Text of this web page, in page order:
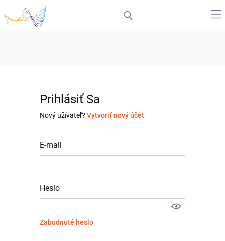
Prihlásiť Sa
Nový užívateľ? Vytvoriť nový účet
E-mail
Heslo
Zabudnuté heslo